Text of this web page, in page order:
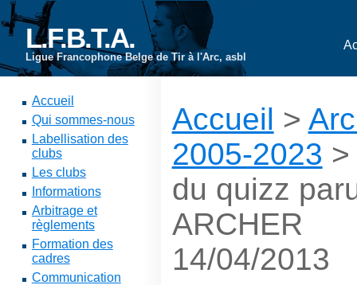
L.F.B.T.A.
Ligue Francophone Belge de Tir à l'Arc, asbl
Accueil
Qui sommes-nous
Labellisation des
clubs
Les clubs
Informations
Arbitrage et
règlements
Formation des
cadres
Communication
Accueil >
2005-2023
du quizz
ARCHER
14/04/2013